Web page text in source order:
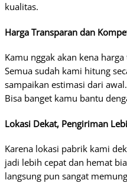
kualitas.
Harga Transparan dan
Kamu nggak akan kena
Semua sudah kami hitung
sampaikan estimasi dari
Bisa banget kamu bantu
Lokasi Dekat, Pengiriman
Karena lokasi pabrik kami
jadi lebih cepat dan hemat
langsung pun sangat